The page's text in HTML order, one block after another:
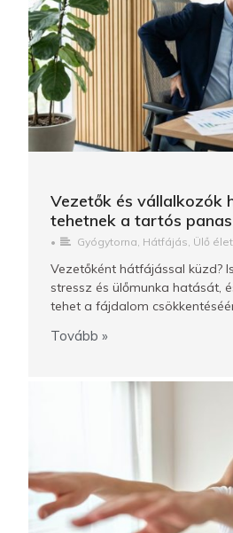
Vezetők és vállalkozók
tehetnek a tartós
• Gyógytorna Hátfájás Ülő
Vezetőként hátfájással küzd?
stressz és ülőmunka hatását,
tehet a fájdalom
Tovább »